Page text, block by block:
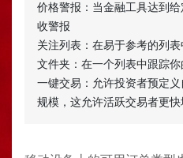
价格警报：当金融工具达到
收警报
关注列表：在易于参考的列
文件夹：在一个列表中跟踪
一键交易：允许投资者预定
规模，这允许活跃交易者更